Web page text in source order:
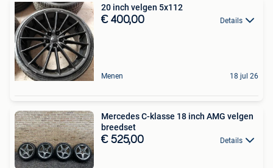
20 inch velgen 5x112
€ 400,00 Details
Menen 18 jul 26
Mercedes C-klasse 18 inch AMG velgen
breedset
€ 525,00 Details